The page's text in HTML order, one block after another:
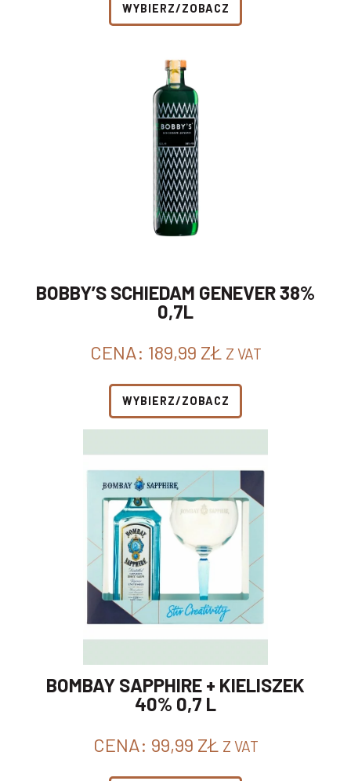
WYBIERZ/ZOBACZ
BOBBY’S SCHIEDAM GENEVER 38%
0,7L
CENA: 189,99 ZŁ Z VAT
WYBIERZ/ZOBACZ
BOMBAY SAPPHIRE + KIELISZEK
40% 0,7 L
CENA: 99,99 ZŁ Z VAT